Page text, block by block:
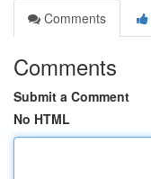
Comments
Comments
Submit a Comment
No HTML